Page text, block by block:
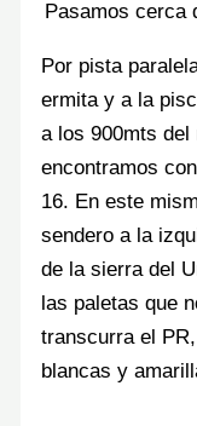
Pasamos cerca
Por pista
ermita y a la
a los 900mts del
encontramos
16. En este
sendero a la
de la sierra del
las paletas que
transcurra el
blancas y